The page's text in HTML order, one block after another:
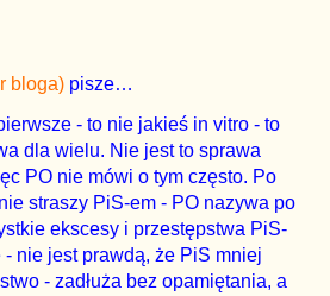
bloga) pisze…
- to nie jakieś in vitro - to
dla wielu. Nie jest to sprawa
PO nie mówi o tym często. Po
straszy PiS-em - PO nazywa po
ekscesy i przestępstwa PiS-
- nie jest prawdą, że PiS mniej
- zadłuża bez opamiętania, a